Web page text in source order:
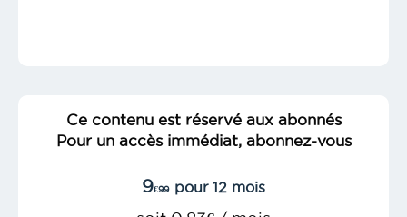
Ce contenu est réservé aux abonnés
Pour un accès immédiat, abonnez-vous
9€99 pour 12 mois